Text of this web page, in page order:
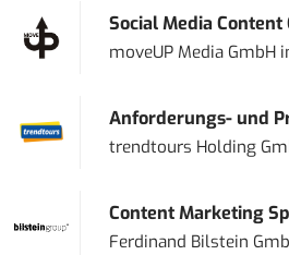
Social Media
moveUP Media GmbH
Anforderungs- und
trendtours Holding
Content Marketing
Ferdinand Bilstein